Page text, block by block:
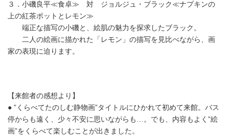
３．小磯良平≪食卓≫ 対 ジョルジュ・ブラック≪ナプキンの
上の紅茶ポットとレモン≫
端正な描写の小磯と、絵肌の魅力を探求したブラック。
二人の絵画に描かれた「レモン」の描写を見比べながら、画
家の表現に迫ります。
【来館者の感想より】
● ”くらべてたのしむ静物画”タイトルにひかれて初めて来館。バス
停からも遠く、少々不安に思いながらも…。でも、内容もよく”絵
画”をくらべて楽しむことが出きました。